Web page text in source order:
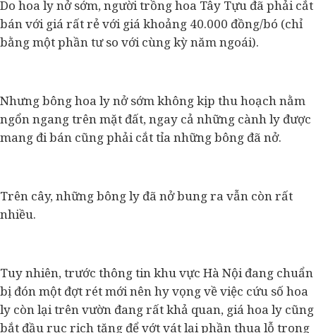
Do hoa ly nở sớm, người trồng hoa Tây Tựu đã phải cắt
bán với giá rất rẻ với giá khoảng 40.000 đồng/bó (chỉ
bằng một phần tư so với cùng kỳ năm ngoái).
Nhưng bông hoa ly nở sớm không kịp thu hoạch nằm
ngổn ngang trên mặt đất, ngay cả những cành ly được
mang đi bán cũng phải cắt tỉa những bông đã nở.
Trên cây, những bông ly đã nở bung ra vẫn còn rất
nhiều.
Tuy nhiên, trước thông tin khu vực Hà Nội đang chuẩn
bị đón một đợt rét mới nên hy vọng về việc cứu số hoa
ly còn lại trên vườn đang rất khả quan, giá hoa ly cũng
bắt đầu rục rịch tăng để vớt vát lại phần thua lỗ trong